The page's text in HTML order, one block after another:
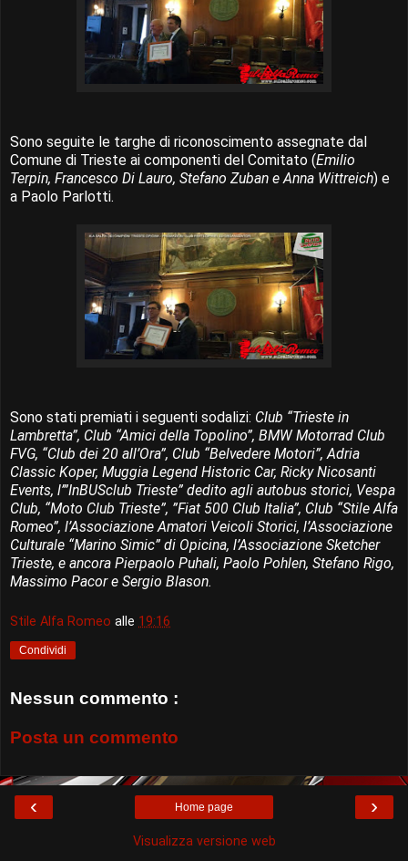
Sono seguite le targhe di riconoscimento assegnate dal
Comune di Trieste ai componenti del Comitato (Emilio
Terpin, Francesco Di Lauro, Stefano Zuban e Anna Wittreich) e
a Paolo Parlotti.
Sono stati premiati i seguenti sodalizi: Club “Trieste in
Lambretta”, Club “Amici della Topolino”, BMW Motorrad Club
FVG, “Club dei 20 all’Ora”, Club “Belvedere Motori”, Adria
Classic Koper, Muggia Legend Historic Car, Ricky Nicosanti
Events, l’”InBUSclub Trieste” dedito agli autobus storici, Vespa
Club, “Moto Club Trieste”, ”Fiat 500 Club Italia”, Club “Stile Alfa
Romeo”, l’Associazione Amatori Veicoli Storici, l’Associazione
Culturale “Marino Simic” di Opicina, l’Associazione Sketcher
Trieste, e ancora Pierpaolo Puhali, Paolo Pohlen, Stefano Rigo,
Massimo Pacor e Sergio Blason.
Stile Alfa Romeo alle 19:16
Condividi
Nessun commento :
Posta un commento
‹ ›
Home page
Visualizza versione web